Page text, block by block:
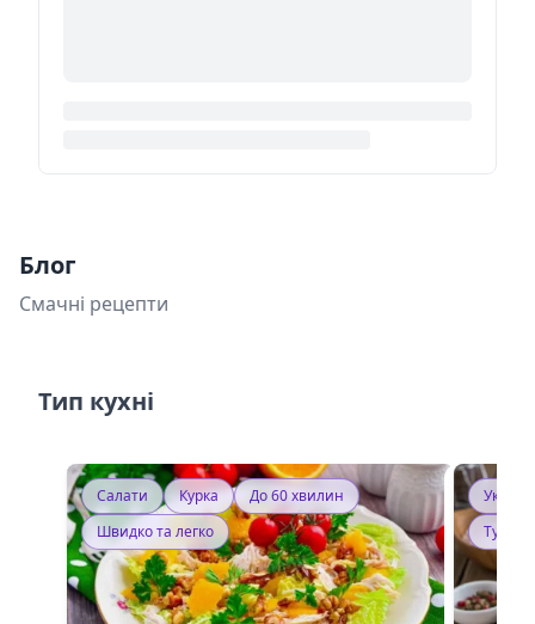
Блог
Смачні рецепти
Тип кухні
Салати Курка
До 60 хвилин
Швидко та легко